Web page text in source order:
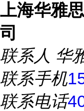
上海华雅
司
联系人 华
联系手机
联系电话